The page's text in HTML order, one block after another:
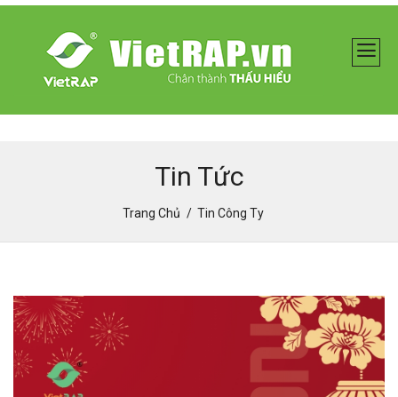
Tin Tức
Trang Chủ Tin Công Ty